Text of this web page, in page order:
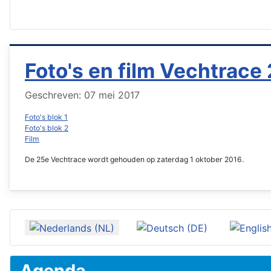
Foto's en film Vechtrace
Details
Geschreven: 07 mei 2017
Foto's blok 1
Foto's blok 2
Film
De 25e Vechtrace wordt gehouden op zaterdag 1 oktober 2016.
Selecteer de taal